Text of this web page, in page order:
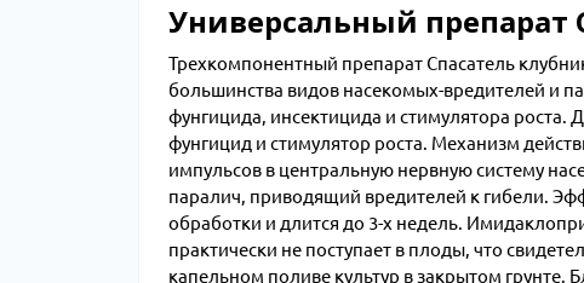
Универсальный препарат
Трехкомпонентный препарат Спасатель
большинства видов насекомых-вредителей и
фунгицида, инсектицида и стимулятора
фунгицид и стимулятор роста. Механизм
импульсов в центральную нервную систему
паралич, приводящий вредителей к гибели.
обработки и длится до 3-х недель.
практически не поступает в плоды, что
капельном поливе культур в закрытом грунте.